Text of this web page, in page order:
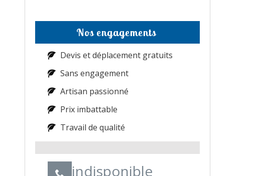
Nos engagements
Devis et déplacement gratuits
Sans engagement
Artisan passionné
Prix imbattable
Travail de qualité
indisponible